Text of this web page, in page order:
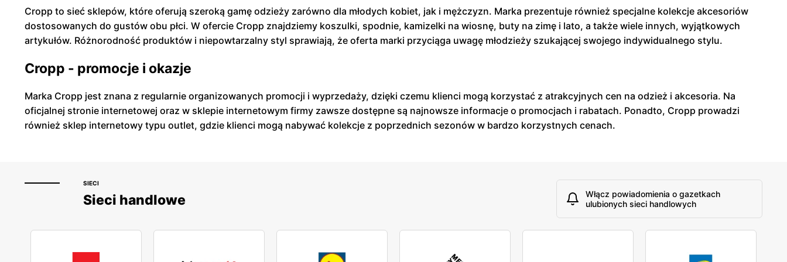
Cropp to sieć sklepów, które oferują szeroką gamę odzieży zarówno dla młodych kobiet, jak i mężczyzn. Marka prezentuje również specjalne kolekcje akcesoriów
dostosowanych do gustów obu płci. W ofercie Cropp znajdziemy koszulki, spodnie, kamizelki na wiosnę, buty na zimę i lato, a także wiele innych, wyjątkowych
artykułów. Różnorodność produktów i niepowtarzalny styl sprawiają, że oferta marki przyciąga uwagę młodzieży szukającej swojego indywidualnego stylu.
Cropp - promocje i okazje
Marka Cropp jest znana z regularnie organizowanych promocji i wyprzedaży, dzięki czemu klienci mogą korzystać z atrakcyjnych cen na odzież i akcesoria. Na
oficjalnej stronie internetowej oraz w sklepie internetowym firmy zawsze dostępne są najnowsze informacje o promocjach i rabatach. Ponadto, Cropp prowadzi
również sklep internetowy typu outlet, gdzie klienci mogą nabywać kolekcje z poprzednich sezonów w bardzo korzystnych cenach.
SIECI
Sieci handlowe
Włącz powiadomienia o gazetkach
ulubionych sieci handlowych